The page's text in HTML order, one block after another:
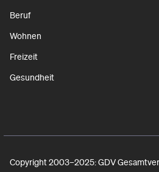
Beruf
Wohnen
Freizeit
Gesundheit
Copyright 2003–2025: GDV